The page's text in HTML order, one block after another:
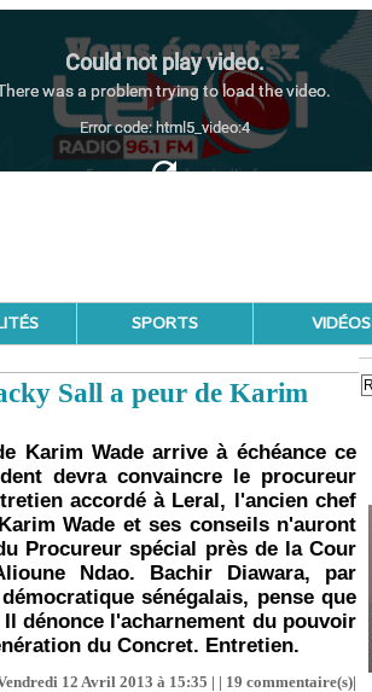
SPORTS VIDÉOS
Sall a peur de Karim
Karim Wade arrive à échéance ce
devra convaincre le procureur
accordé à Leral, l'ancien chef
Wade et ses conseils n'auront
Procureur spécial près de la Cour
Ndao. Bachir Diawara, par
sénégalais, pense que
dénonce l'acharnement du pouvoir
du Concret. Entretien.
12 Avril 2013 à 15:35 | | 19 commentaire(s)|